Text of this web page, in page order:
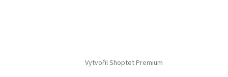
Vytvořil Shoptet Premium